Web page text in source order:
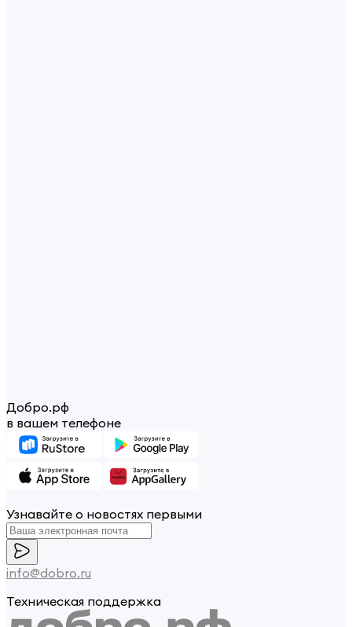
Добро.рф
в вашем телефоне
Узнавайте о новостях первыми
info@dobro.ru
Техническая поддержка